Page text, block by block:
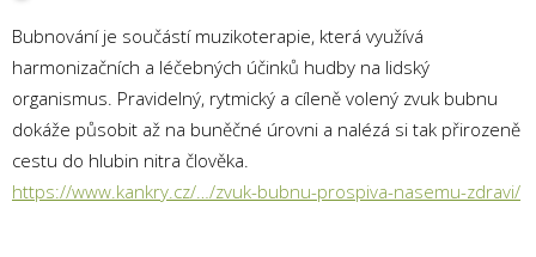
Bubnování je součástí muzikoterapie, která využívá
harmonizačních a léčebných účinků hudby na lidský
organismus. Pravidelný, rytmický a cíleně volený zvuk bubnu
dokáže působit až na buněčné úrovni a nalézá si tak přirozeně
cestu do hlubin nitra člověka.
https://www.kankry.cz/…/zvuk-bubnu-prospiva-nasemu-zdravi/